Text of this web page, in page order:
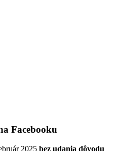
Facebooku
2025 bez udania dôvodu